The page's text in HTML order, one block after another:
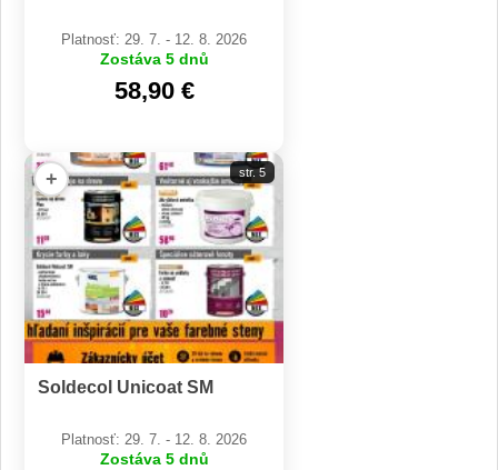
Platnosť: 29. 7. - 12. 8. 2026
Zostáva 5 dnů
58,90 €
+ str. 5
Soldecol Unicoat SM
Platnosť: 29. 7. - 12. 8. 2026
Zostáva 5 dnů